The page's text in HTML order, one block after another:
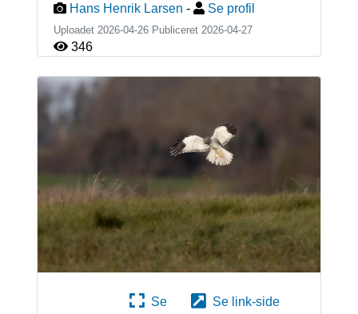
Hans Henrik Larsen - Se profil
Uploadet 2026-04-26 Publiceret 2026-04-27
346
Se
Se link-side